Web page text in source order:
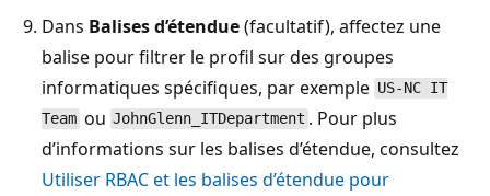
Dans Balises d’étendue(facultatif), affectez une
balise pour filtrer le profil sur des groupes
informatiques spécifiques, par exemple US-NC IT
Team ou JohnGlenn_ITDepartment . Pour plus
d’informations sur les balises d’étendue, consultez
Utiliser RBAC et les balises d’étendue pour